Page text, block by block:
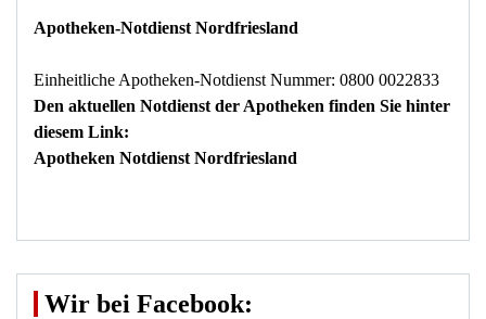
Apotheken-Notdienst Nordfriesland
Einheitliche Apotheken-Notdienst Nummer: 0800 0022833
Den aktuellen Notdienst der Apotheken finden Sie hinter
diesem Link:
Apotheken Notdienst Nordfriesland
Wir bei Facebook: